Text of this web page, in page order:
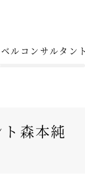
ベルコンサルタン
森本純